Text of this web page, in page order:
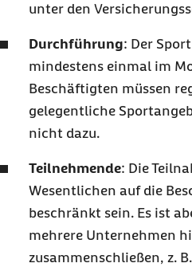
unter den
Durchführung: Der
mindestens einmal im
Beschäftigten müssen
gelegentliche
nicht dazu.
Teilnehmende: Die
Wesentlichen auf die
beschränkt sein. Es ist
mehrere Unternehmen
zusammenschließen, z.